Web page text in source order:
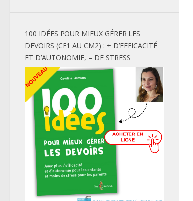
100 IDÉES POUR MIEUX GÉRER LES
DEVOIRS (CE1 AU CM2) : + D’EFFICACITÉ
ET D’AUTONOMIE, – DE STRESS